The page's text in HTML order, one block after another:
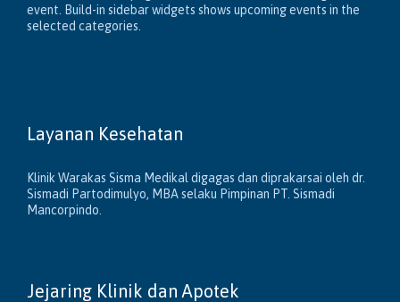
event. Build-in sidebar widgets shows upcoming events in the
selected categories.
Layanan Kesehatan
Klinik Warakas Sisma Medikal digagas dan diprakarsai oleh dr.
Sismadi Partodimulyo, MBA selaku Pimpinan PT. Sismadi
Mancorpindo.
Jejaring Klinik dan Apotek